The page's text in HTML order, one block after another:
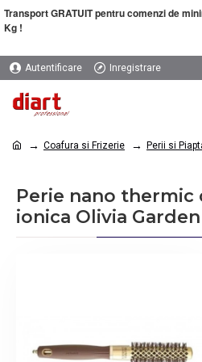
Transport GRATUIT pentru comenzi de
Kg !
Autentificare Inregistrare
Coafura si Frizerie Perii si
Perie nano thermic
ionica Olivia